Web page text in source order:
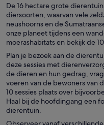
De 16 hectare grote
diersoorten, waarvan vele
neushoorns en de
onze planeet tijdens een
moerashabitats en bekijk de
Plan je bezoek aan de
deze sessies met
de dieren en hun gedrag,
voeren van de bewoners van
10 sessies plaats over
Haal bij de hoofdingang een
dierentuin.